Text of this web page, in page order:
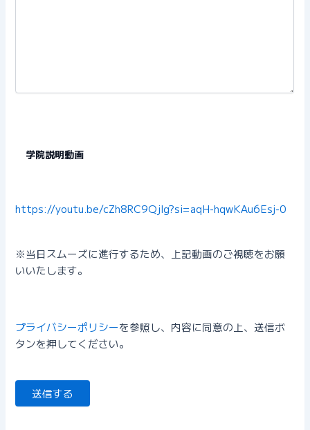
学院説明動画
https://youtu.be/cZh8RC9Qjlg?si=aqH-hqwKAu6Esj-0
※当日スムーズに進行するため、上記動画のご視聴をお願
いいたします。
プライバシーポリシーを参照し、内容に同意の上、送信ボ
タンを押してください。